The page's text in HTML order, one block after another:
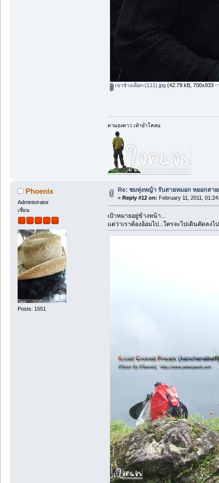
เขาช้างเผือก-(111).jpg(42.79 kB, 700x933 -
ตามองดาว เท้าย่ำโคลน
Phoenix
Administrator
เซียน
Posts: 1551
Re: ชมทุ่งหญ้า รับสายหมอก หยอกสาย
« Reply #12 on: February 11, 2011,
เป้าหมายอยู่ข้างหน้า...
แต่ว่าเราต้องอ้อมไป...ใครจะไปเดินตัดลงไ